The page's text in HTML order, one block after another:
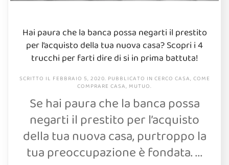
Hai paura che la banca possa negarti il prestito
per l’acquisto della tua nuova casa? Scopri i 4
trucchi per farti dire di si in prima battuta!
SCRITTO IL FEBBRAIO 5, 2020. PUBBLICATO IN CERCO CASA, COME
COMPRARE CASA, MUTUO.
Se hai paura che la banca possa
negarti il prestito per l’acquisto
della tua nuova casa, purtroppo la
tua preoccupazione è fondata. ...